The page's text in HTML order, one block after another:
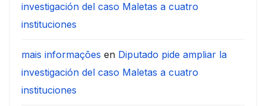
investigación del caso Maletas a cuatro
instituciones
mais informações en Diputado pide ampliar la
investigación del caso Maletas a cuatro
instituciones